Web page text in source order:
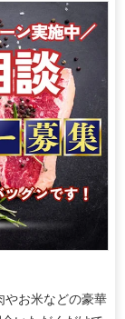
やお米などの豪華